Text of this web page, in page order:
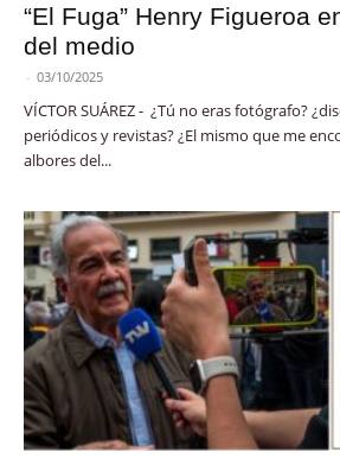
“El Fuga” Henry Figueroa
del medio
- 03/10/2025
VÍCTOR SUÁREZ - ¿Tú no eras fotógrafo?
periódicos y revistas? ¿El mismo que me
albores del...